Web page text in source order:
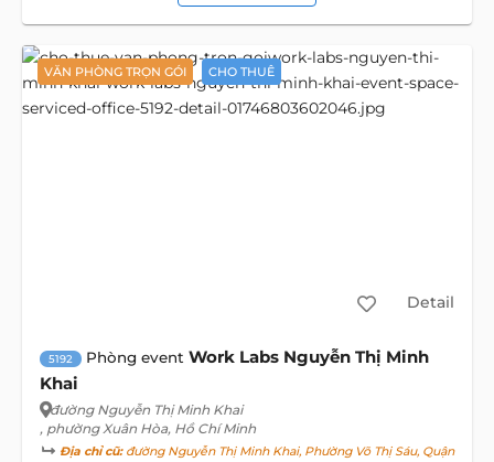
VĂN PHÒNG TRỌN GÓI CHO THUÊ
Detail
5192 Phòng event Work Labs Nguyễn Thị Minh
Khai
đường Nguyễn Thị Minh Khai
, phường Xuân Hòa, Hồ Chí Minh
Địa chỉ cũ:đường Nguyễn Thị Minh Khai, Phường Võ Thị Sáu, Quận